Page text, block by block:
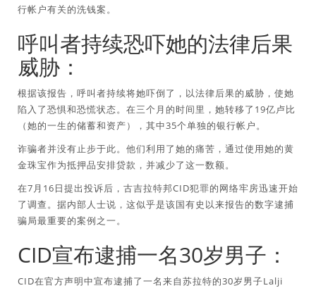
行帐户有关的洗钱案。
呼叫者持续恐吓她的法律后果
威胁：
根据该报告，呼叫者持续将她吓倒了，以法律后果的威胁，使她
陷入了恐惧和恐慌状态。在三个月的时间里，她转移了19亿卢比
（她的一生的储蓄和资产），其中35个单独的银行帐户。
诈骗者并没有止步于此。他们利用了她的痛苦，通过使用她的黄
金珠宝作为抵押品安排贷款，并减少了这一数额。
在7月16日提出投诉后，古吉拉特邦CID犯罪的网络牢房迅速开始
了调查。据内部人士说，这似乎是该国有史以来报告的数字逮捕
骗局最重要的案例之一。
CID宣布逮捕一名30岁男子：
CID在官方声明中宣布逮捕了一名来自苏拉特的30岁男子Lalji